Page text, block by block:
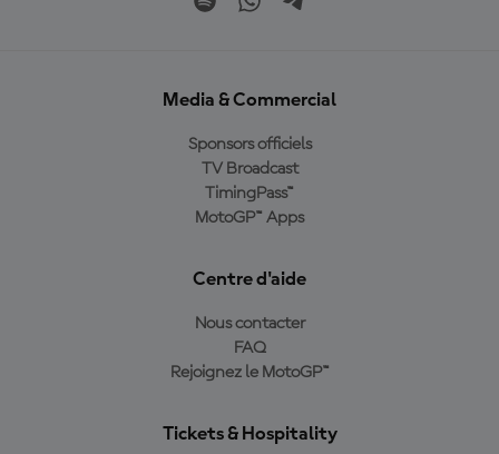
Media & Commercial
Sponsors officiels
TV Broadcast
TimingPass™
MotoGP™ Apps
Centre d'aide
Nous contacter
FAQ
Rejoignez le MotoGP™
Tickets & Hospitality